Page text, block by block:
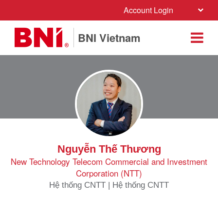
Account Login
BNI Vietnam
Nguyễn Thế Thương
New Technology Telecom Commercial and Investment
Corporation (NTT)
Hệ thống CNTT | Hệ thống CNTT